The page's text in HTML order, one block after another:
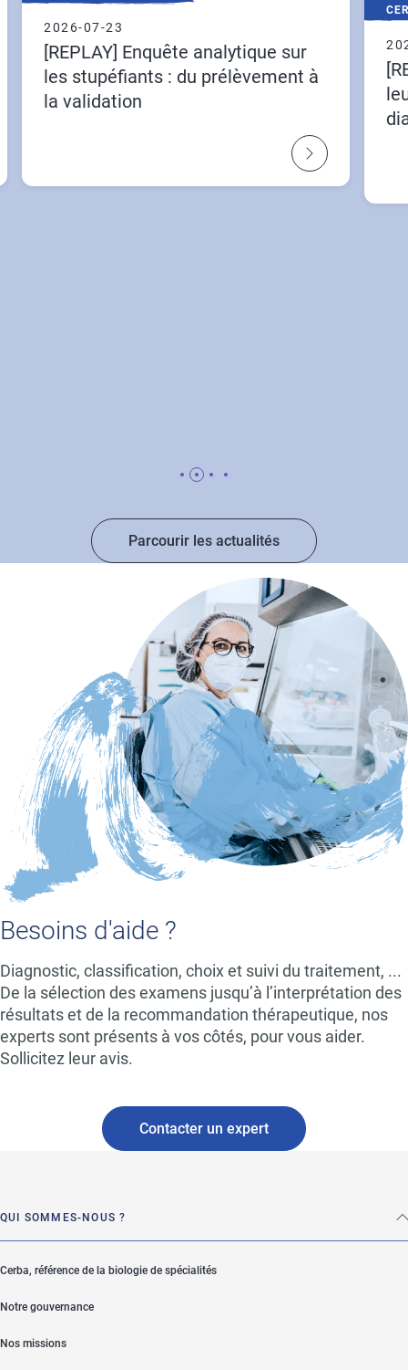
2026-07-23
[REPLAY] Enquête analytique sur
les stupéfiants : du prélèvement à
la validation
Parcourir les actualités
Besoins d'aide ?
Diagnostic, classification, choix et suivi du traitement, ...
De la sélection des examens jusqu’à l’interprétation des
résultats et de la recommandation thérapeutique, nos
experts sont présents à vos côtés, pour vous aider.
Sollicitez leur avis.
Contacter un expert
QUI SOMMES-NOUS ?
Cerba, référence de la biologie de spécialités
Notre gouvernance
Nos missions